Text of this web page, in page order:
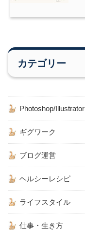
カテゴリー
Photoshop/Illustrator
ギグワーク
ブログ運営
ヘルシーレシピ
ライフスタイル
仕事・生き方